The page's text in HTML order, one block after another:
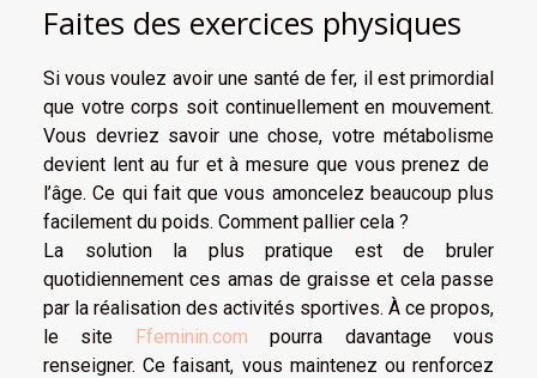
Faites des exercices physiques
Si vous voulez avoir une santé de fer, il est primordial
que votre corps soit continuellement en mouvement.
Vous devriez savoir une chose, votre métabolisme
devient lent au fur et à mesure que vous prenez de
l’âge. Ce qui fait que vous amoncelez beaucoup plus
facilement du poids. Comment pallier cela ?
La solution la plus pratique est de bruler
quotidiennement ces amas de graisse et cela passe
par la réalisation des activités sportives. À ce propos,
le site Ffeminin.com pourra davantage vous
renseigner. Ce faisant, vous maintenez ou renforcez